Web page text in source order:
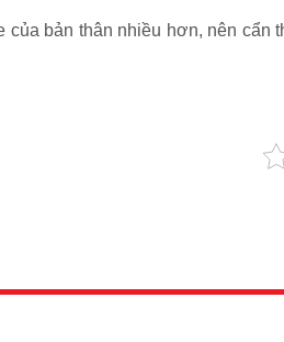
bản thân nhiều hơn, nên cẩn